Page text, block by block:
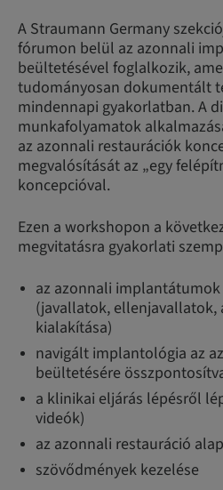
A Straumann Germany
fórumon belül az azonnali
beültetésével foglalkozik,
tudományosan dokumentált
mindennapi gyakorlatban. A
munkafolyamatok
az azonnali restaurációk
megvalósítását az „egy
koncepcióval.
Ezen a workshopon a
megvitatásra gyakorlati
az azonnali
(javallatok, ellenjavallatok,
kialakítása)
navigált implantológia az
beültetésére
a klinikai eljárás lépésről
videók)
az azonnali restauráció
szövődmények kezelése